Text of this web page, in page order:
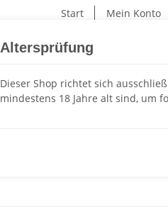
Start Mein Konto
Altersprüfung
Dieser Shop richtet sich
mindestens 18 Jahre alt sind, um